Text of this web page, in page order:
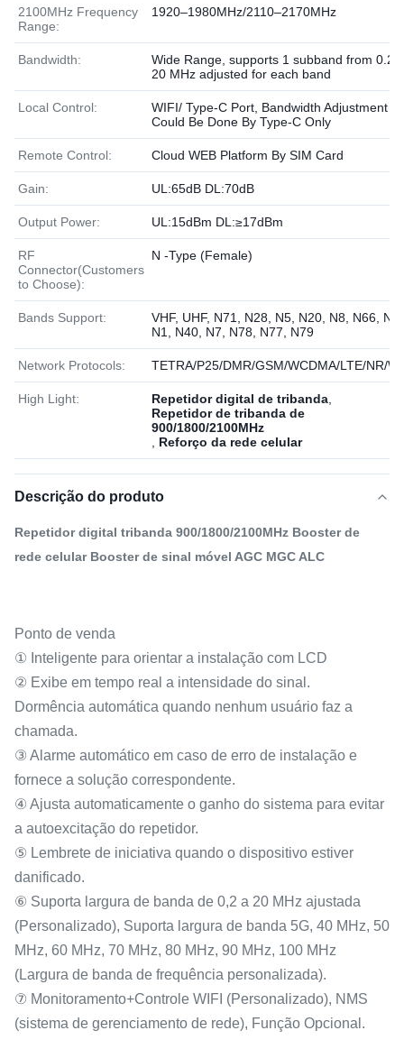
2100MHz Frequency
Range:
1920–1980MHz/2110–2170MHz
Bandwidth:
Wide Range, supports 1 subband from 0.2
20 MHz adjusted for each band
Local Control:
WIFI/ Type-C Port, Bandwidth Adjustment
Could Be Done By Type-C Only
Remote Control: Cloud WEB Platform By SIM Card
Gain: UL:65dB DL:70dB
Output Power: UL:15dBm DL:≥17dBm
RF
Connector(Customers
to Choose):
N -Type (Female)
Bands Support:
VHF, UHF, N71, N28, N5, N20, N8, N66, N3,
N1, N40, N7, N78, N77, N79
Network Protocols: TETRA/P25/DMR/GSM/WCDMA/LTE/NR/
High Light: Repetidor digital de tribanda
Repetidor de tribanda de
900/1800/2100MHz
Reforço da rede celular
Descrição do produto
Repetidor digital tribanda 900/1800/2100MHz Booster de
rede celular Booster de sinal móvel AGC MGC ALC
Ponto de venda
① Inteligente para orientar a instalação com LCD
② Exibe em tempo real a intensidade do sinal.
Dormência automática quando nenhum usuário faz a
chamada.
③ Alarme automático em caso de erro de instalação e
fornece a solução correspondente.
④ Ajusta automaticamente o ganho do sistema para evitar
a autoexcitação do repetidor.
⑤ Lembrete de iniciativa quando o dispositivo estiver
danificado.
⑥ Suporta largura de banda de 0,2 a 20 MHz ajustada
(Personalizado), Suporta largura de banda 5G, 40 MHz, 50
MHz, 60 MHz, 70 MHz, 80 MHz, 90 MHz, 100 MHz
(Largura de banda de frequência personalizada).
⑦ Monitoramento+Controle WIFI (Personalizado), NMS
(sistema de gerenciamento de rede), Função Opcional.